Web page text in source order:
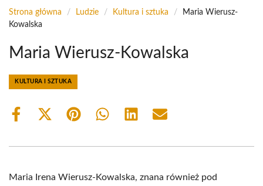
Strona główna / Ludzie / Kultura i sztuka /
Maria Wierusz-
Kowalska
Maria Wierusz-Kowalska
KULTURA I SZTUKA
Share
Share
(Twitter)
Share Share Share Share
Maria Irena Wierusz-Kowalska, znana również pod